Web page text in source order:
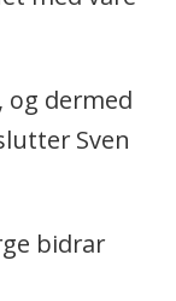
og dermed
Sven
bidrar